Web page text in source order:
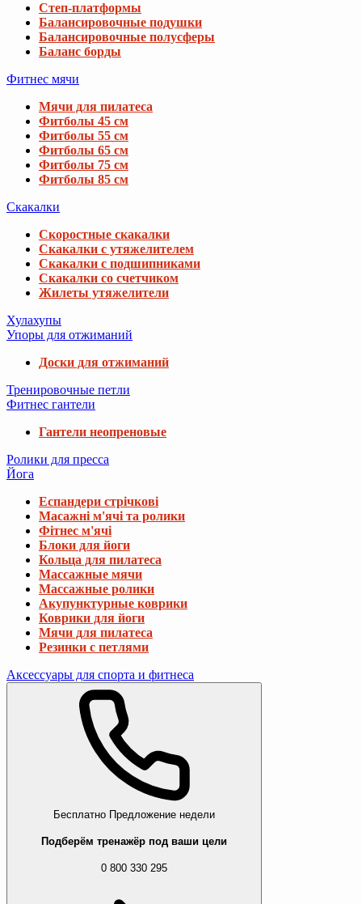
Степ-платформы
Балансировочные подушки
Балансировочные полусферы
Баланс борды
Фитнес мячи
Мячи для пилатеса
Фитболы 45 см
Фитболы 55 см
Фитболы 65 см
Фитболы 75 см
Фитболы 85 см
Скакалки
Скоростные скакалки
Скакалки с утяжелителем
Скакалки с подшипниками
Скакалки со счетчиком
Жилеты утяжелители
Хулахупы
Упоры для отжиманий
Доски для отжиманий
Тренировочные петли
Фитнес гантели
Гантели неопреновые
Ролики для пресса
Йога
Еспандери стрічкові
Масажні м'ячі та ролики
Фітнес м'ячі
Блоки для йоги
Кольца для пилатеса
Массажные мячи
Массажные ролики
Акупунктурные коврики
Коврики для йоги
Мячи для пилатеса
Резинки с петлями
Аксессуары для спорта и фитнеса
Бесплатно Предложение недели
Подберём тренажёр под ваши цели
0 800 330 295